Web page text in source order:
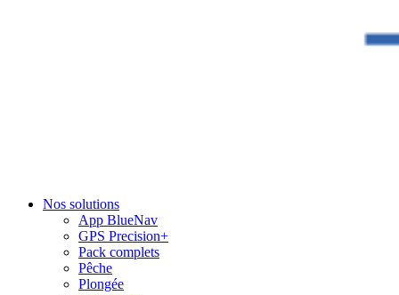
Nos solutions
App BlueNav
GPS Precision+
Pack complets
Pêche
Plongée